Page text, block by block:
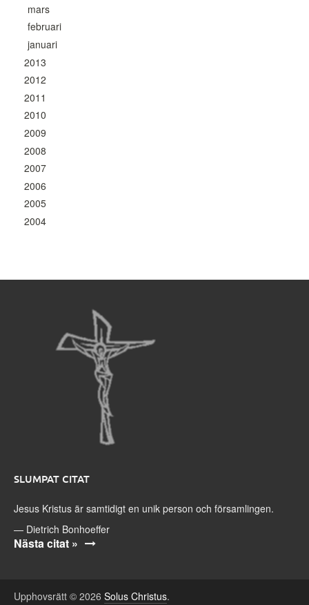
mars
februari
januari
2013
2012
2011
2010
2009
2008
2007
2006
2005
2004
SLUMPAT CITAT
Jesus Kristus är samtidigt en unik person och församlingen.
— Dietrich Bonhoeffer
Nästa citat »
Upphovsrätt © 2026 Solus Christus.